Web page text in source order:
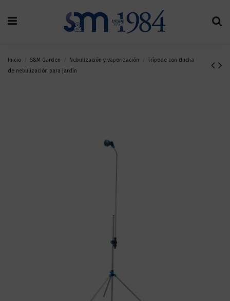
Inicio S&M Garden Nebulización y vaporización
Trípode con ducha
de nebulización para jardín